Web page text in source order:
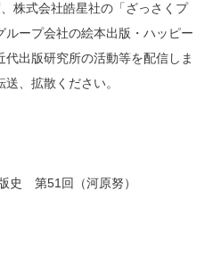
株式会社皓星社の「ざっさくプ
ープ会社の絵本出版・ハッピー
出版研究所の活動等を配信しま
、拡散ください。
史 第51回（河原努）